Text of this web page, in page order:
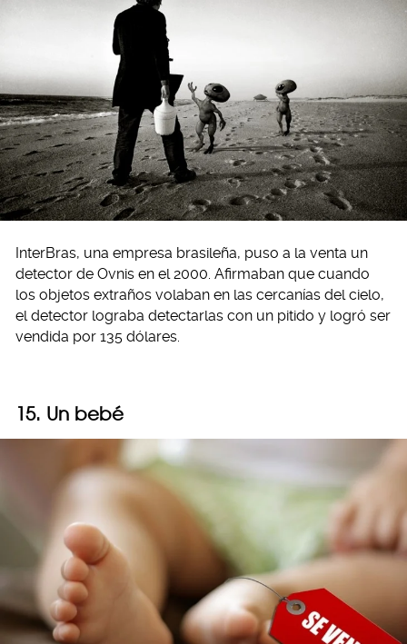
InterBras, una empresa brasileña, puso a la venta un
detector de Ovnis en el 2000. Afirmaban que cuando
los objetos extraños volaban en las cercanías del cielo,
el detector lograba detectarlas con un pitido y logró ser
vendida por 135 dólares.
15. Un bebé